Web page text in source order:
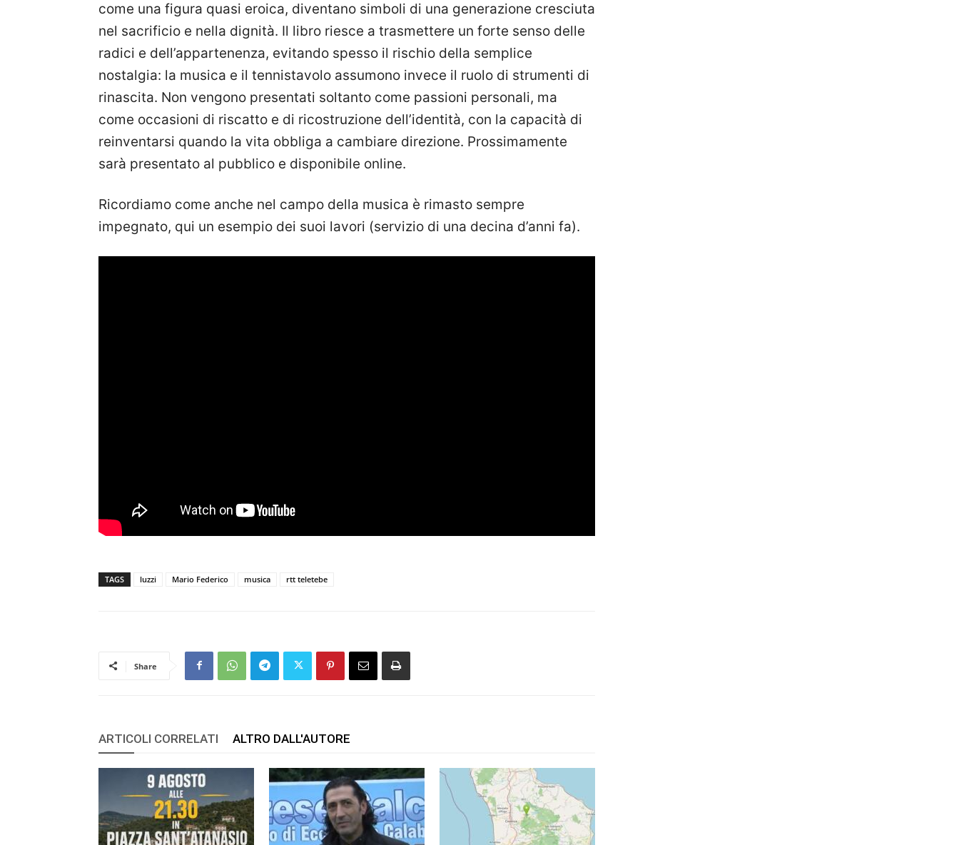
come una figura quasi eroica, diventano simboli di una generazione cresciuta
nel sacrificio e nella dignità. Il libro riesce a trasmettere un forte senso delle
radici e dell’appartenenza, evitando spesso il rischio della semplice
nostalgia: la musica e il tennistavolo assumono invece il ruolo di strumenti di
rinascita. Non vengono presentati soltanto come passioni personali, ma
come occasioni di riscatto e di ricostruzione dell’identità, con la capacità di
reinventarsi quando la vita obbliga a cambiare direzione. Prossimamente
sarà presentato al pubblico e disponibile online.
Ricordiamo come anche nel campo della musica è rimasto sempre
impegnato, qui un esempio dei suoi lavori (servizio di una decina d’anni fa).
TAGS luzzi Mario Federico musica rtt teletebe
Share
ARTICOLI CORRELATI ALTRO DALL'AUTORE